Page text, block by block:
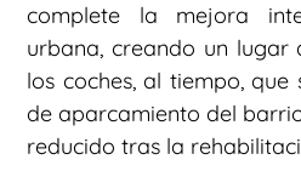
complete la mejora
urbana, creando un
los coches, al tiempo,
de aparcamiento del
reducido tras la